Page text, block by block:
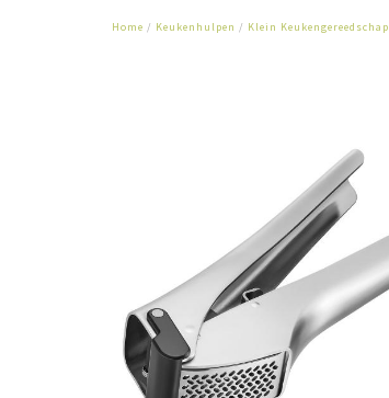
Home / Keukenhulpen / Klein Keukengereedschap